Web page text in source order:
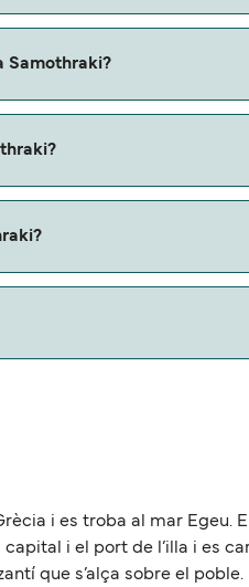
las compañías navieras.
Samothraki?
i es troba al mar Egeu.
capital i el port de l’illa i es
que s’alça sobre el